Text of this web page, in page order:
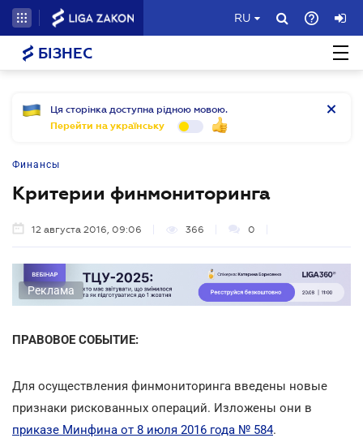
RU
БІЗНЕС
Ця сторінка доступна рідною мовою.
Перейти на українську
Финансы
Критерии финмониторинга
12 августа 2016, 09:06 366 0
Реклама
ПРАВОВОЕ СОБЫТИЕ:
Для осуществления финмониторинга введены новые
признаки рискованных операций. Изложены они в
приказе Минфина от 8 июля 2016 года № 584.